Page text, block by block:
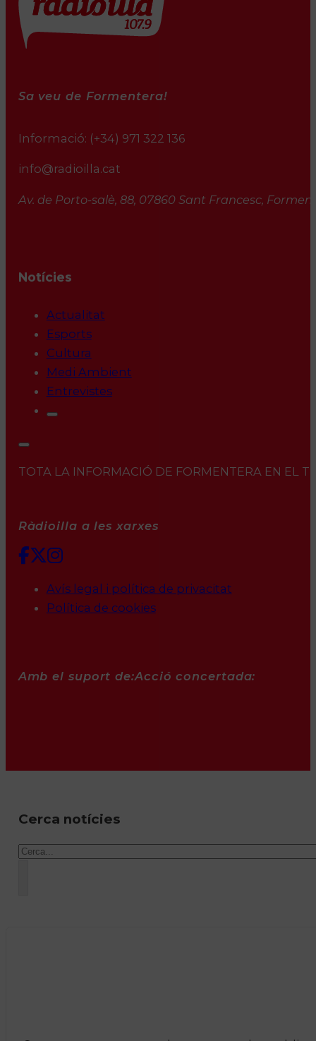
Sa veu de Formentera!
Informació: (+34) 971 322 136
info@radioilla.cat
Av. de Porto-salè, 88, 07860 Sant Francesc,
Notícies
Actualitat
Esports
Cultura
Medi Ambient
Entrevistes
TOTA LA INFORMACIÓ DE FORMENTERA EN EL
Ràdioilla a les xarxes
Avís legal i política de privacitat
Política de cookies
Amb el suport de:Acció concertada:
Cerca notícies
Cercar